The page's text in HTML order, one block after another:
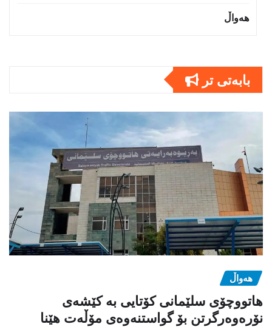
هەواڵ
بابەتى تر
هەواڵ
هاتووچۆی سلێمانی کۆتایی بە کێشەی
نۆرەوەرگرتن بۆ گواستنەوەی مۆڵەت هێنا